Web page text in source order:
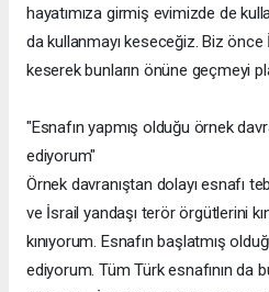
hayatımıza girmiş evimizde de
da kullanmayı keseceğiz. Biz önce
keserek bunların önüne geçmeyi
"Esnafın yapmış olduğu örnek
ediyorum"
Örnek davranıştan dolayı esnafı
ve İsrail yandaşı terör örgütlerini
kınıyorum. Esnafın başlatmış
ediyorum. Tüm Türk esnafının da